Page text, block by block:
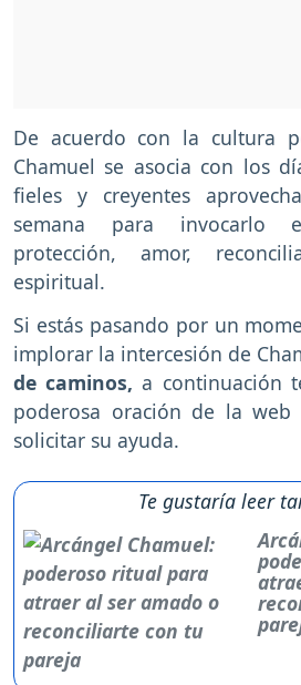
De acuerdo con la cultura
Chamuel se asocia con los
fieles y creyentes
semana para invocarlo
protección, amor,
espiritual.
Si estás pasando por un
implorar la intercesión de
de caminos,a continuación
poderosa oración de la
solicitar su ayuda.
Te gustaría leer